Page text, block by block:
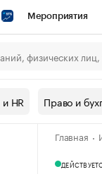
Мероприятия
СПб
Рынок наличной
HR Право и
Главная
ДЕЙСТВУЕТ